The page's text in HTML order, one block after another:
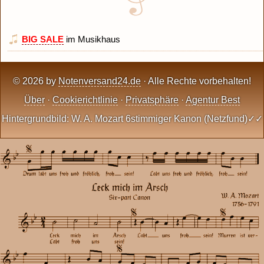
BIG SALE im Musikhaus
© 2026 by Notenversand24.de · Alle Rechte vorbehalten!
Über · Cookierichtlinie · Privatsphäre · Agentur Best
Hintergrundbild: W. A. Mozart 6stimmiger Kanon (Netzfund)✓✓